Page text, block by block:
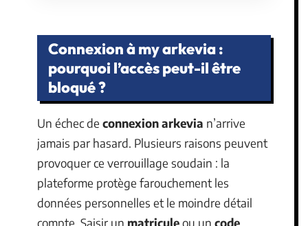
Connexion à my arkevia :
pourquoi l’accès peut-il être
bloqué ?
Un échec de connexion arkevia n’arrive
jamais par hasard. Plusieurs raisons peuvent
provoquer ce verrouillage soudain : la
plateforme protège farouchement les
données personnelles et le moindre détail
compte. Saisir un matriculeou un code